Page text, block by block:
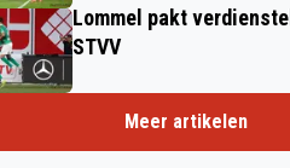
Lommel pakt
STVV
Meer artikelen